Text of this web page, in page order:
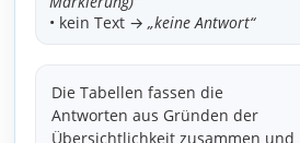
• kein Text → „keine Antwort“
Die Tabellen fassen die
Antworten aus Gründen der
Übersichtlichkeit zusammen und